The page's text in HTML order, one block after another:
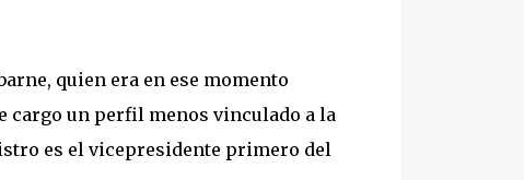
quien era en ese momento
cargo un perfil menos vinculado a la
es el vicepresidente primero del